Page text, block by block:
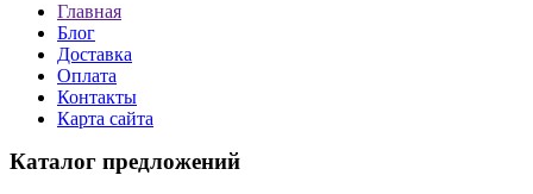
Главная
Блог
Доставка
Оплата
Контакты
Карта сайта
Каталог предложений